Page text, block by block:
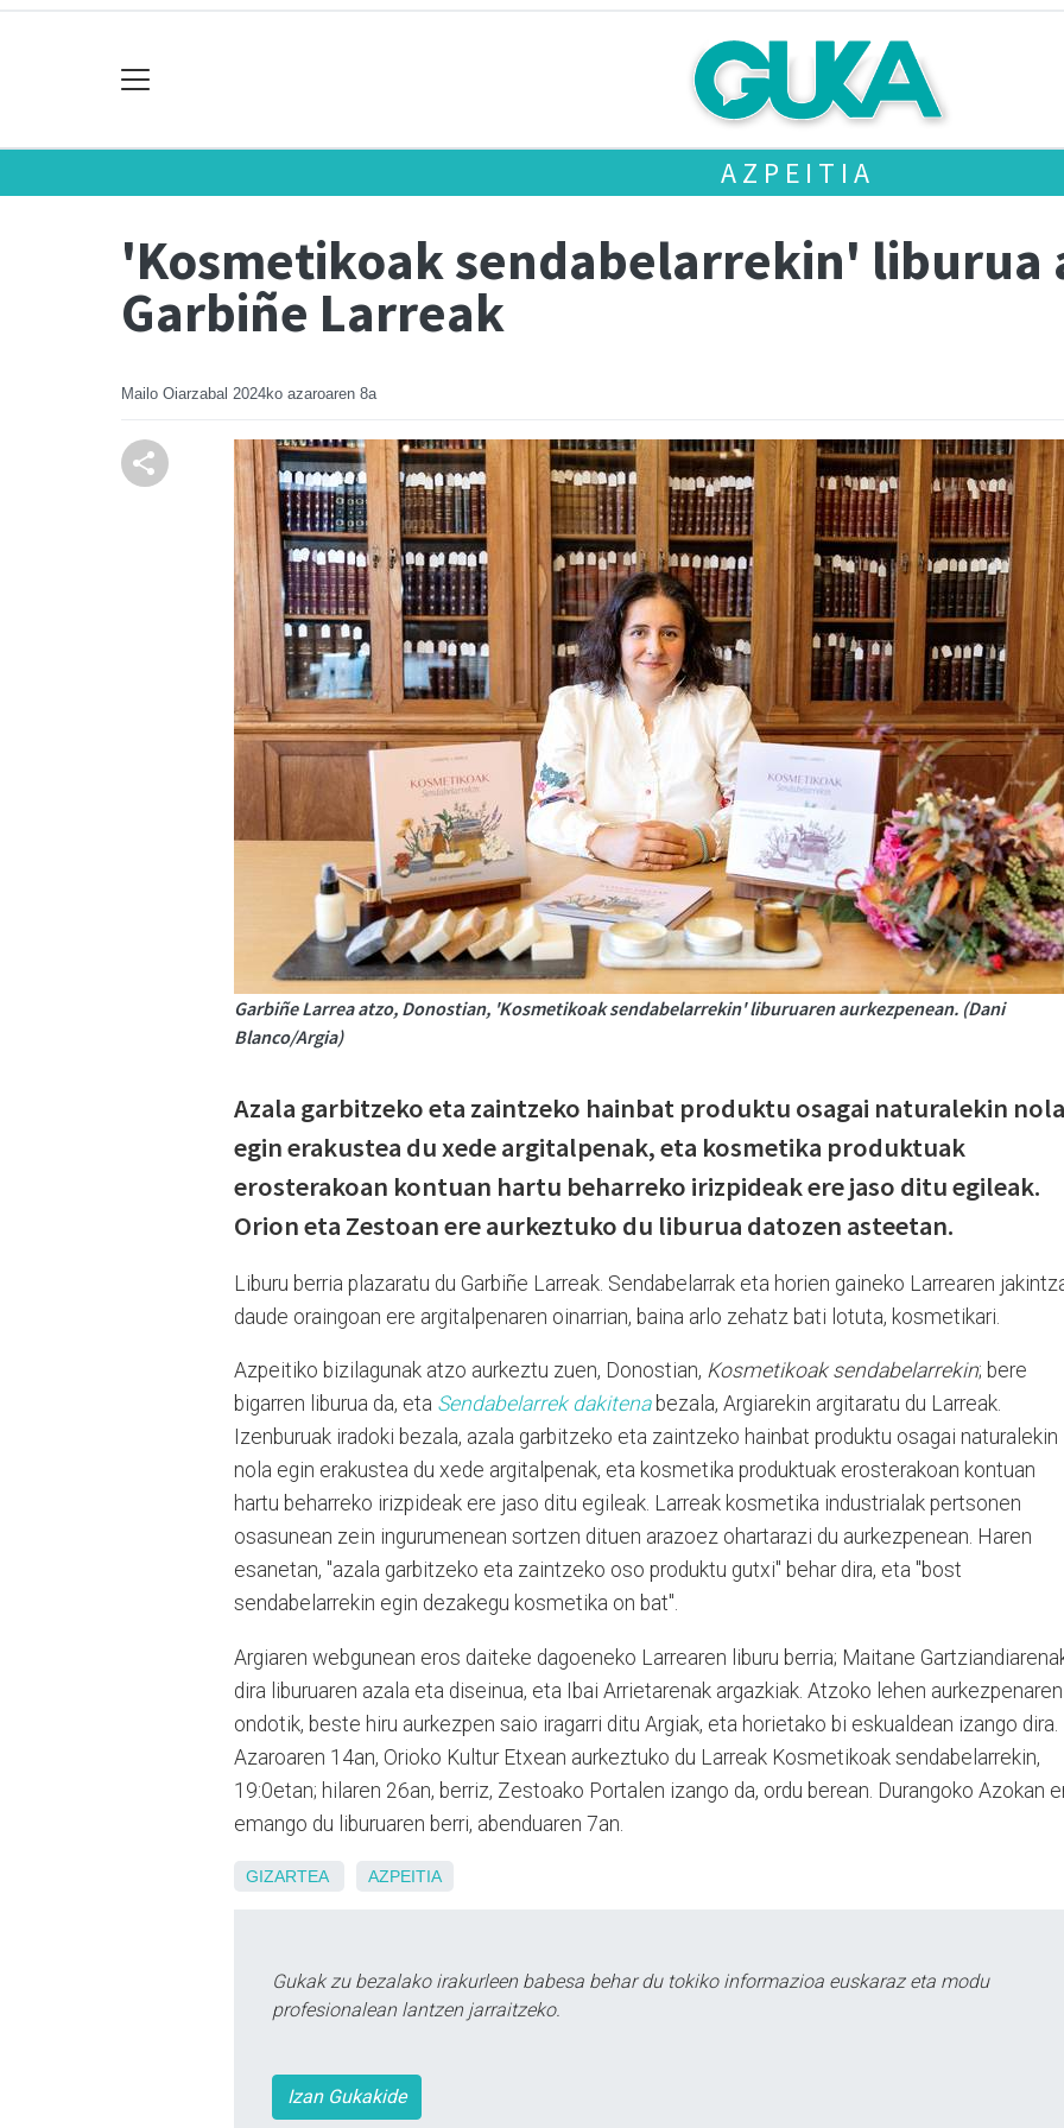
AZPEITIA
'Kosmetikoak sendabelarrekin' liburua
Garbiñe Larreak
Mailo Oiarzabal 2024ko azaroaren 8a
Garbiñe Larrea atzo, Donostian, 'Kosmetikoak sendabelarrekin' liburuaren aurkezpenean. (Dani
Blanco/Argia)
Azala garbitzeko eta zaintzeko hainbat produktu osagai naturalekin nola
egin erakustea du xede argitalpenak, eta kosmetika produktuak
erosterakoan kontuan hartu beharreko irizpideak ere jaso ditu egileak.
Orion eta Zestoan ere aurkeztuko du liburua datozen asteetan.
Liburu berria plazaratu du Garbiñe Larreak. Sendabelarrak eta horien gaineko Larrearen
daude oraingoan ere argitalpenaren oinarrian, baina arlo zehatz bati lotuta, kosmetikari.
Azpeitiko bizilagunak atzo aurkeztu zuen, Donostian, Kosmetikoak sendabelarrekin; bere
bigarren liburua da, eta Sendabelarrek dakitenabezala, Argiarekin argitaratu du Larreak.
Izenburuak iradoki bezala, azala garbitzeko eta zaintzeko hainbat produktu osagai naturalekin
nola egin erakustea du xede argitalpenak, eta kosmetika produktuak erosterakoan kontuan
hartu beharreko irizpideak ere jaso ditu egileak. Larreak kosmetika industrialak pertsonen
osasunean zein ingurumenean sortzen dituen arazoez ohartarazi du aurkezpenean. Haren
esanetan, "azala garbitzeko eta zaintzeko oso produktu gutxi" behar dira, eta "bost
sendabelarrekin egin dezakegu kosmetika on bat".
Argiaren webgunean eros daiteke dagoeneko Larrearen liburu berria; Maitane
dira liburuaren azala eta diseinua, eta Ibai Arrietarenak argazkiak. Atzoko lehen aurkezpenaren
ondotik, beste hiru aurkezpen saio iragarri ditu Argiak, eta horietako bi eskualdean izango dira.
Azaroaren 14an, Orioko Kultur Etxean aurkeztuko du Larreak Kosmetikoak sendabelarrekin,
19:0etan; hilaren 26an, berriz, Zestoako Portalen izango da, ordu berean. Durangoko Azokan
emango du liburuaren berri, abenduaren 7an.
GIZARTEA AZPEITIA
Gukak zu bezalako irakurleen babesa behar du tokiko informazioa euskaraz eta modu
profesionalean lantzen jarraitzeko.
Izan Gukakide